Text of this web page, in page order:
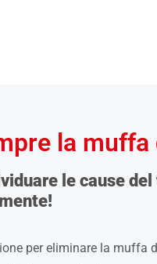
la muffa
le cause
per eliminare la muffa